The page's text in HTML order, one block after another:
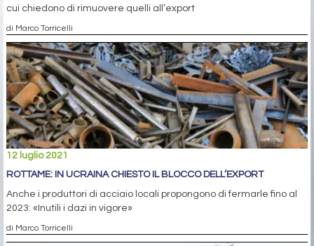
cui chiedono di rimuovere quelli all’export
di Marco Torricelli
12 luglio 2021
ROTTAME: IN UCRAINA CHIESTO IL BLOCCO DELL’EXPORT
Anche i produttori di acciaio locali propongono di fermarle fino al
2023: «Inutili i dazi in vigore»
di Marco Torricelli